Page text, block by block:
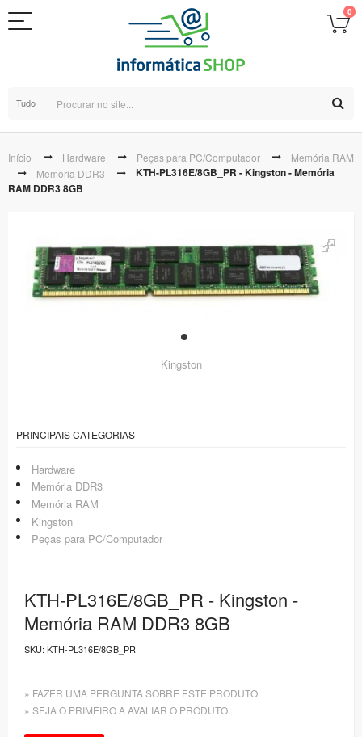
0
Tudo
Início Hardware Peças para PC/Computador
Memória RAM
Memória DDR3
KTH-PL316E/8GB_PR - Kingston - Memória
RAM DDR3 8GB
Kingston
PRINCIPAIS CATEGORIAS
Hardware
Memória DDR3
Memória RAM
Kingston
Peças para PC/Computador
KTH-PL316E/8GB_PR - Kingston -
Memória RAM DDR3 8GB
SKU: KTH-PL316E/8GB_PR
» FAZER UMA PERGUNTA SOBRE ESTE PRODUTO
» SEJA O PRIMEIRO A AVALIAR O PRODUTO